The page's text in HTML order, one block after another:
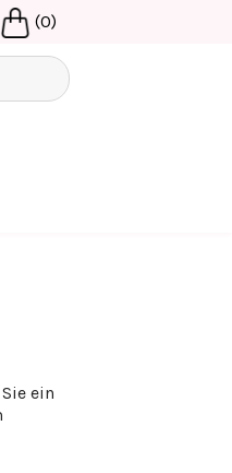
(0)
ein